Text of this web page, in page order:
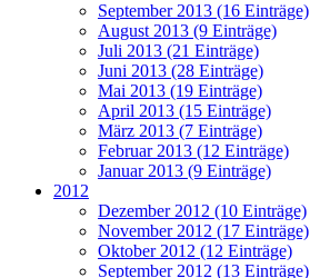
September 2013 (16 Einträge)
August 2013 (9 Einträge)
Juli 2013 (21 Einträge)
Juni 2013 (28 Einträge)
Mai 2013 (19 Einträge)
April 2013 (15 Einträge)
März 2013 (7 Einträge)
Februar 2013 (12 Einträge)
Januar 2013 (9 Einträge)
2012
Dezember 2012 (10 Einträge)
November 2012 (17 Einträge)
Oktober 2012 (12 Einträge)
September 2012 (13 Einträge)